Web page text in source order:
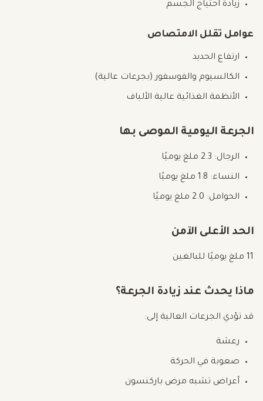
زيادة احتياج الجسم
عوامل تقلل الامتصاص
ارتفاع الحديد
الكالسيوم والفوسفور (بجرعات عالية)
الأنظمة الغذائية عالية الألياف
الجرعة اليومية الموصى بها
الرجال: 2.3 ملغ يوميًا
النساء: 1.8 ملغ يوميًا
الحوامل: 2.0 ملغ يوميًا
الحد الأعلى الآمن
11 ملغ يوميًا للبالغين
ماذا يحدث عند زيادة الجرعة؟
قد تؤدي الجرعات العالية إلى:
رعشة
صعوبة في الحركة
أعراض تشبه مرض باركنسون